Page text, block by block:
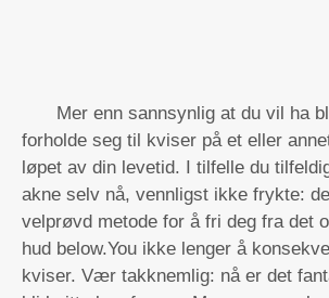
Mer enn sannsynlig at du vil ha
forholde seg til kviser på et eller
løpet av din levetid. I tilfelle du
akne selv nå, vennligst ikke frykte:
velprøvd metode for å fri deg fra det
hud below.You ikke lenger å
kviser. Vær takknemlig: nå er det